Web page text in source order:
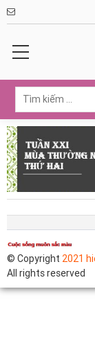
© Copyright 2021
All rights reserved